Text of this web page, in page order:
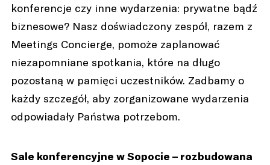
konferencje czy inne wydarzenia: prywatne bądź
biznesowe? Nasz doświadczony zespół, razem z
Meetings Concierge, pomoże zaplanować
niezapomniane spotkania, które na długo
pozostaną w pamięci uczestników. Zadbamy o
każdy szczegół, aby zorganizowane wydarzenia
odpowiadały Państwa potrzebom.
Sale konferencyjne w Sopocie – rozbudowana